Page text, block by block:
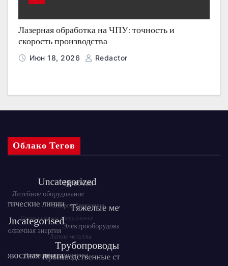
Лазерная обработка на ЧПУ: точность и
скорость производства
Июн 18, 2026 Redactor
Облако Тегов